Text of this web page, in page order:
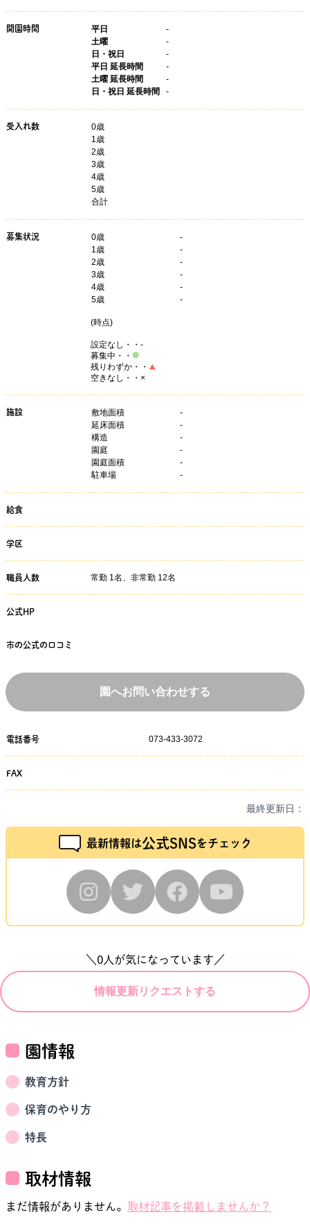
開園時間 平日
-
土曜
-
日・祝日
-
平日 延長時間
-
土曜 延長時間
-
日・祝日 延長時間
-
受入れ数
0歳
1歳
2歳
3歳
4歳
5歳
合計
募集状況 0歳
-
1歳
-
2歳
-
3歳
-
4歳
-
5歳 -
(時点)
設定なし・・-
募集中・・
残りわずか・・
空きなし・・×
施設 敷地面積
-
延床面積
-
構造
-
園庭
-
園庭面積
-
駐車場
-
給食
学区
職員人数 常勤 1名、非常勤 12名
公式HP
市の公式の口コミ
園へお問い合わせする
電話番号 073-433-3072
FAX
最終更新日：
最新情報は公式SNSをチェック
＼ 0人が気になっています／
情報更新リクエストする
園情報
教育方針
保育のやり方
特長
取材情報
まだ情報がありません。 取材記事を掲載しませんか？